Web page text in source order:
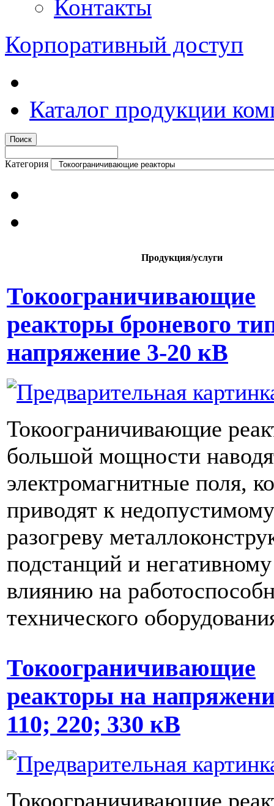
Контакты
Корпоративный доступ
Каталог продукции
Категория
Продукция/услуги
Токоограничивающие
реакторы броневого
напряжение 3-20 кВ
Токоограничивающие
большой мощности
электромагнитные поля,
приводят к недопустимому
разогреву
подстанций и негативному
влиянию на
технического
Токоограничивающие
реакторы на
110; 220; 330 кВ
Токоограничивающие